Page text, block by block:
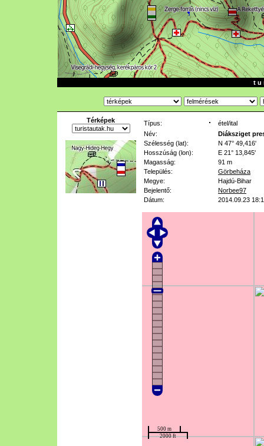
t u
Térképek Típus:
étel/ital
Név:
Diáksziget
Szélesség (lat):
N 47° 49,416'
Hosszúság (lon):
E 21° 13,845'
Magasság:
91 m
Település:
Görbeháza
Megye:
Hajdú-Bihar
Bejelentő:
Norbee97
Dátum:
2014.09.23